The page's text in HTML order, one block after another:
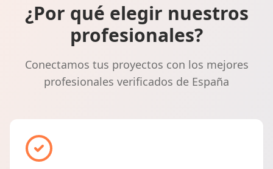
¿Por qué elegir nuestros
profesionales?
Conectamos tus proyectos con los mejores
profesionales verificados de España